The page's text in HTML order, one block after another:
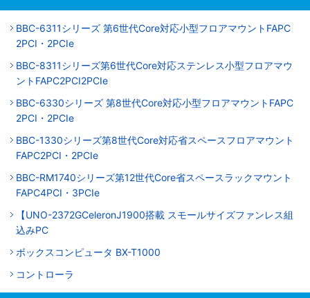
BBC-6311シリーズ 第6世代Core対応小型フロアマウントFAPC
2PCI・2PCIe
BBC-8311シリーズ第6世代Core対応ステンレス小型フロアマウ
ントFAPC2PCI2PCIe
BBC-6330シリーズ 第8世代Core対応小型フロアマウントFAPC
2PCI・2PCIe
BBC-1330シリーズ第8世代Core対応省スペースフロアマウント
FAPC2PCI・2PCIe
BBC-RM1740シリーズ第12世代Core省スペースラックマウント
FAPC4PCI・3PCIe
【UNO-2372GCeleronJ1900搭載 スモールサイズファンレス組
込みPC
ボックスコンピュータ BX-T1000
コントローラ